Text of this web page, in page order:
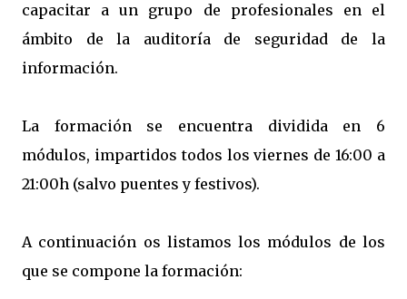
capacitar a un grupo de profesionales en el
ámbito de la auditoría de seguridad de la
información.
La formación se encuentra dividida en 6
módulos, impartidos todos los viernes de 16:00 a
21:00h (salvo puentes y festivos).
A continuación os listamos los módulos de los
que se compone la formación: